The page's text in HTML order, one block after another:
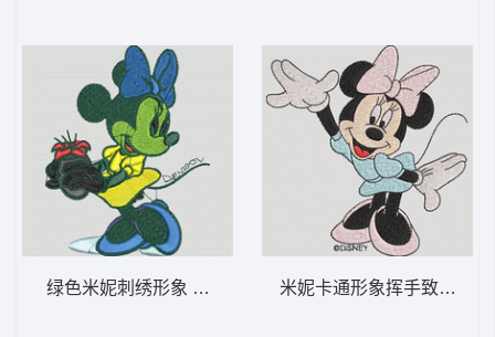
绿色米妮刺绣形象 米妮 42-DST格式米妮卡通形象挥手致意 米